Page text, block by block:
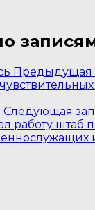
Предыдущая
Следующая
работу штаб